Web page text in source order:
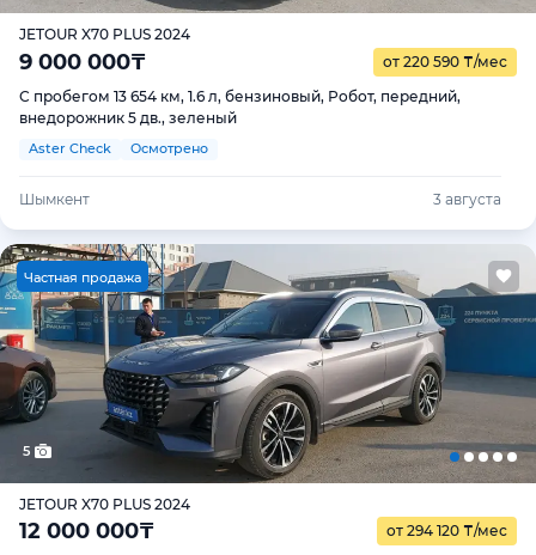
JETOUR X70 PLUS 2024
9 000 000₸ от 220 590 ₸/мес
С пробегом 13 654 км, 1.6 л, бензиновый, Робот, передний,
внедорожник 5 дв., зеленый
Aster Check Осмотрено
Шымкент 3 августа
Частная продажа
5
JETOUR X70 PLUS 2024
12 000 000₸ от 294 120 ₸/мес